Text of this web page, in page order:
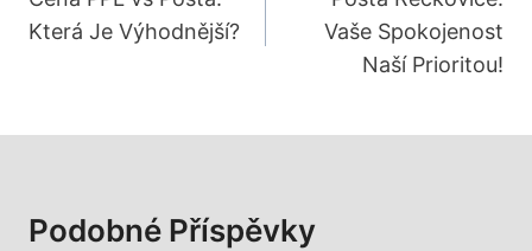
Příspěvek
Která Je Výhodnější?
Vaše Spokojenost
Naší Prioritou!
Podobné Příspěvky